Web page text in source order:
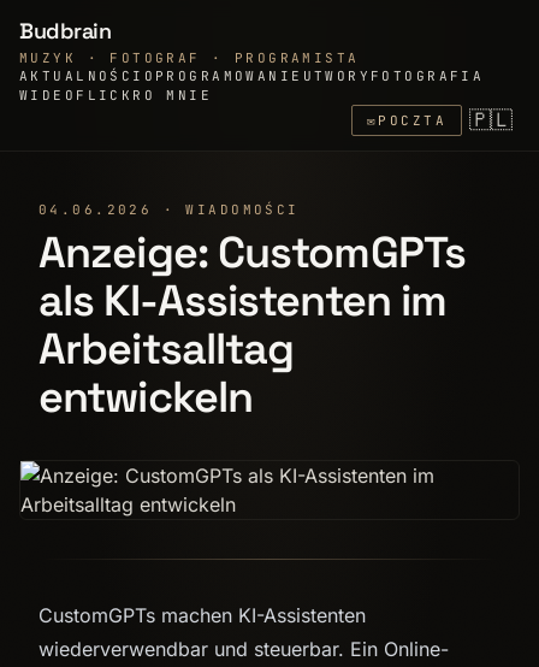
Budbrain
MUZYK · FOTOGRAF · PROGRAMISTA
AKTUALNOŚCI OPROGRAMOWANIE UTWORY FOTOGRAFIA
WIDEO FLICKR O MNIE
✉ POCZTA 🇵🇱
04.06.2026 · WIADOMOŚCI
Anzeige: CustomGPTs
als KI-Assistenten im
Arbeitsalltag
entwickeln
CustomGPTs machen KI-Assistenten
wiederverwendbar und steuerbar. Ein Online-